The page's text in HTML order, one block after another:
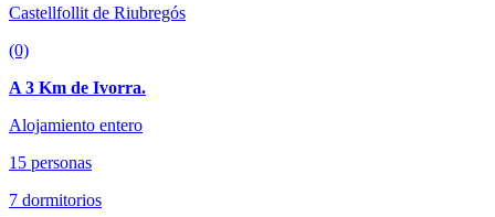
Castellfollit de Riubregós
(0)
A 3 Km de Ivorra.
Alojamiento entero
15 personas
7 dormitorios